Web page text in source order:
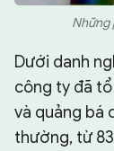
Những
Dưới danh
công ty đã
và quảng bá
thường, từ